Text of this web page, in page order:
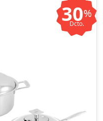
30%
Dcto.